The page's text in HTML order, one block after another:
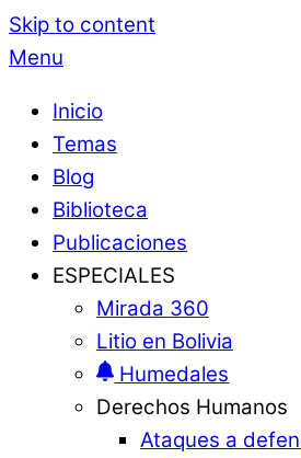
Skip to content
Menu
Inicio
Temas
Blog
Biblioteca
Publicaciones
ESPECIALES
Mirada 360
Litio en Bolivia
Humedales
Derechos Humanos
Ataques a